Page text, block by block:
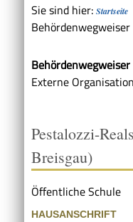
Sie sind hier: Startseite
Behördenwegweiser
Behördenwegweiser
Externe
Pestalozzi-
Breisgau)
Öffentliche Schule
HAUSANSCHRIFT